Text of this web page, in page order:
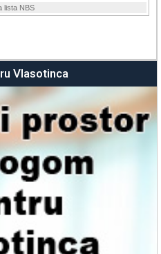
Vlasotinca